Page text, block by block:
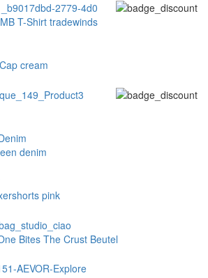
T-Shirt tradewinds
cream
denim
pink
Bites The Crust Beutel